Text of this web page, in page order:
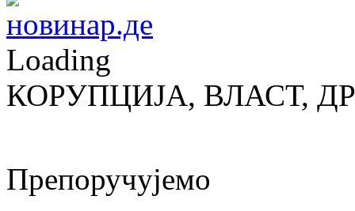
Loading
КОРУПЦИЈА, ВЛАСТ,
Препоручујемо